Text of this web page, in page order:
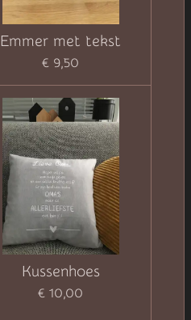
Emmer met tekst
€ 9,50
Kussenhoes
€ 10,00